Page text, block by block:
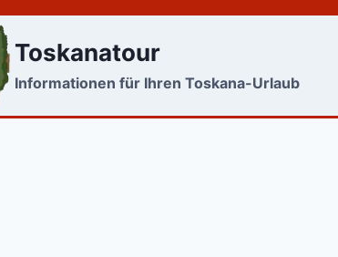
Toskanatour
Informationen für Ihren Toskana-Urlaub